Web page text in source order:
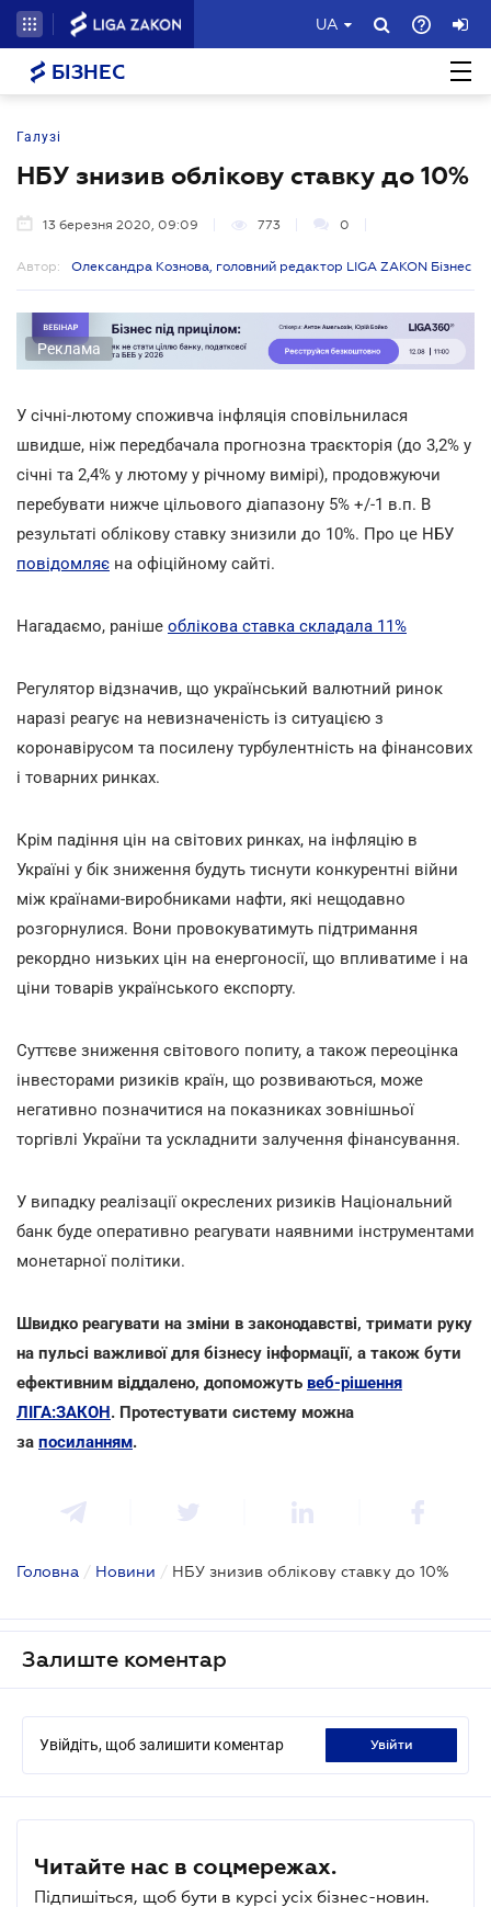
UA
БІЗНЕС
Галузі
НБУ знизив облікову ставку до 10%
13 березня 2020, 09:09 773 0
Автор: Олександра Кознова, головний редактор LIGA ZAKON Бізнес
Реклама
У січні-лютому споживча інфляція сповільнилася
швидше, ніж передбачала прогнозна траєкторія (до 3,2% у
січні та 2,4% у лютому у річному вимірі), продовжуючи
перебувати нижче цільового діапазону 5% +/-1 в.п. В
результаті облікову ставку знизили до 10%. Про це НБУ
повідомляє на офіційному сайті.
Нагадаємо, раніше облікова ставка складала 11%
Регулятор відзначив, що український валютний ринок
наразі реагує на невизначеність із ситуацією з
коронавірусом та посилену турбулентність на фінансових
і товарних ринках.
Крім падіння цін на світових ринках, на інфляцію в
Україні у бік зниження будуть тиснути конкурентні війни
між країнами-виробниками нафти, які нещодавно
розгорнулися. Вони провокуватимуть підтримання
рекордно низьких цін на енергоносії, що впливатиме і на
ціни товарів українського експорту.
Суттєве зниження світового попиту, а також переоцінка
інвесторами ризиків країн, що розвиваються, може
негативно позначитися на показниках зовнішньої
торгівлі України та ускладнити залучення фінансування.
У випадку реалізації окреслених ризиків Національний
банк буде оперативно реагувати наявними інструментами
монетарної політики.
Швидко реагувати на зміни в законодавстві, тримати руку
на пульсі важливої для бізнесу інформації, а також бути
ефективним віддалено, допоможуть веб-рішення
ЛІГА:ЗАКОН. Протестувати систему можна
за посиланням.
Головна / Новини / НБУ знизив облікову ставку до 10%
Залиште коментар
Увійдіть, щоб залишити коментар увійти
Читайте нас в соцмережах.
Підпишіться, щоб бути в курсі усіх бізнес-новин.